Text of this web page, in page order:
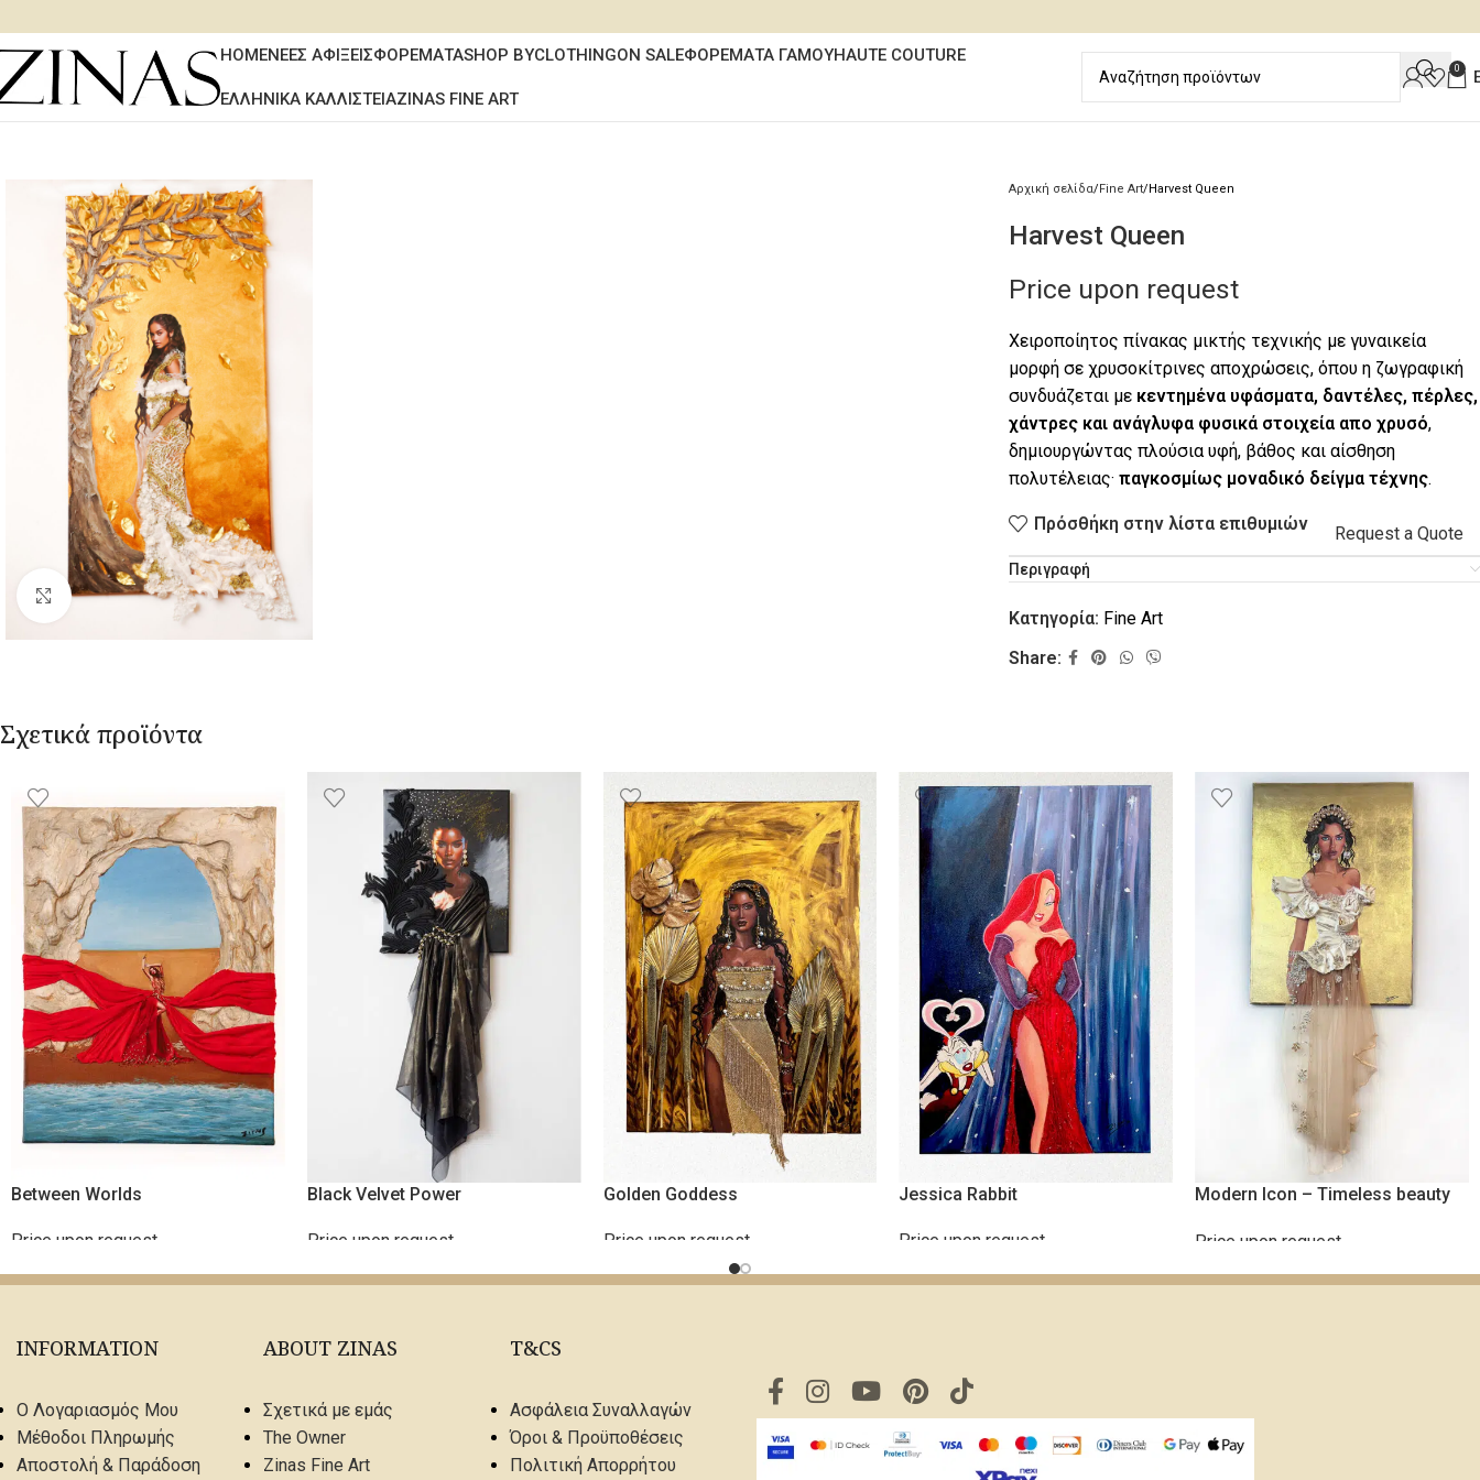
HOMEΝΕΕΣ ΑΦΙΞΕΙΣΦΟΡΕΜΑΤΑSHOP BYCLOTHINGON SALEΦΟΡΕΜΑΤΑ ΓΑΜΟΥHAUTE COUTURE
ΕΛΛΗΝΙΚΑ ΚΑΛΛΙΣΤΕΙΑZINAS FINE ART
0
Κλικ για μεγέθυνση
Αρχική σελίδα Fine Art Harvest Queen
Harvest Queen
Price upon request
Χειροποίητος πίνακας μικτής τεχνικής με γυναικεία
μορφή σε χρυσοκίτρινες αποχρώσεις, όπου η ζωγραφική
συνδυάζεται με κεντημένα υφάσματα, δαντέλες, πέρλες,
χάντρες και ανάγλυφα φυσικά στοιχεία απο χρυσό,
δημιουργώντας πλούσια υφή, βάθος και αίσθηση
πολυτέλειας· παγκοσμίως μοναδικό δείγμα τέχνης.
Πρόσθήκη στην λίστα επιθυμιών Request a Quote
Περιγραφή
Κατηγορία: Fine Art
Share:
Σχετικά προϊόντα
Between Worlds
Price upon request
ΔΙΑΒΆΣΤΕ ΠΕΡΙΣΣΌΤΕΡΑ
Black Velvet Power
Price upon request
ΔΙΑΒΆΣΤΕ ΠΕΡΙΣΣΌΤΕΡΑ
Golden Goddess
Price upon request
ΔΙΑΒΆΣΤΕ ΠΕΡΙΣΣΌΤΕΡΑ
Jessica Rabbit
Price upon request
ΔΙΑΒΆΣΤΕ ΠΕΡΙΣΣΌΤΕΡΑ
Modern Icon – Timeless beauty
Price upon request
ΔΙΑΒΆΣΤΕ ΠΕΡΙΣΣΌΤΕΡΑ
INFORMATION
Ο Λογαριασμός Μου
Μέθοδοι Πληρωμής
Αποστολή & Παράδοση
ABOUT ZINAS
Σχετικά με εμάς
The Owner
Zinas Fine Art
T&CS
Ασφάλεια Συναλλαγών
Όροι & Προϋποθέσεις
Πολιτική Απορρήτου